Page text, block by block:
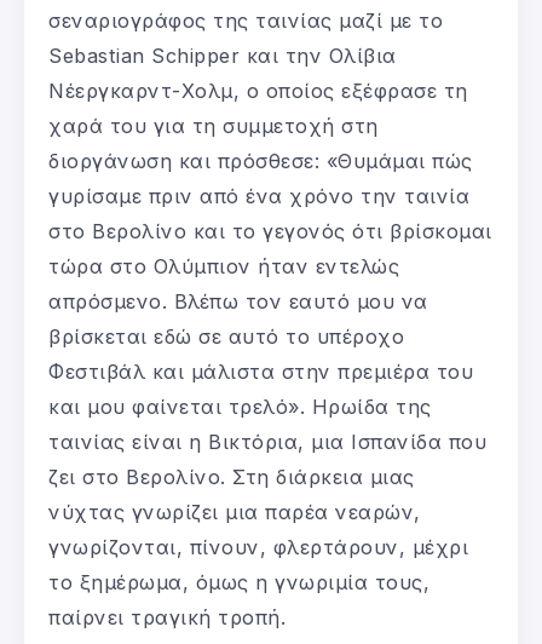
σεναριογράφος της ταινίας μαζί με το
Sebastian Schipper και την Ολίβια
Νέεργκαρντ-Χολμ, ο οποίος εξέφρασε τη
χαρά του για τη συμμετοχή στη
διοργάνωση και πρόσθεσε: «Θυμάμαι πώς
γυρίσαμε πριν από ένα χρόνο την ταινία
στο Βερολίνο και το γεγονός ότι βρίσκομαι
τώρα στο Ολύμπιον ήταν εντελώς
απρόσμενο. Βλέπω τον εαυτό μου να
βρίσκεται εδώ σε αυτό το υπέροχο
Φεστιβάλ και μάλιστα στην πρεμιέρα του
και μου φαίνεται τρελό». Ηρωίδα της
ταινίας είναι η Βικτόρια, μια Ισπανίδα που
ζει στο Βερολίνο. Στη διάρκεια μιας
νύχτας γνωρίζει μια παρέα νεαρών,
γνωρίζονται, πίνουν, φλερτάρουν, μέχρι
το ξημέρωμα, όμως η γνωριμία τους,
παίρνει τραγική τροπή.